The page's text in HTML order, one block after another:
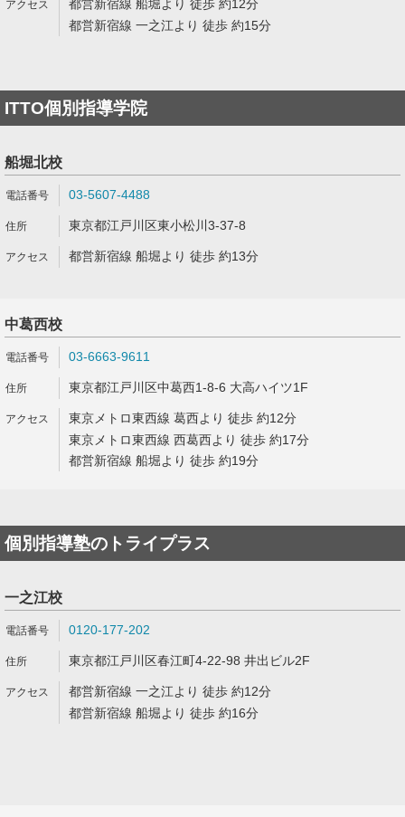
都営新宿線 船堀より 徒歩 約12分
都営新宿線 一之江より 徒歩 約15分
ITTO個別指導学院
船堀北校
03-5607-4488
東京都江戸川区東小松川3-37-8
都営新宿線 船堀より 徒歩 約13分
中葛西校
03-6663-9611
東京都江戸川区中葛西1-8-6 大高ハイツ1F
東京メトロ東西線 葛西より 徒歩 約12分
東京メトロ東西線 西葛西より 徒歩 約17分
都営新宿線 船堀より 徒歩 約19分
個別指導塾のトライプラス
一之江校
0120-177-202
東京都江戸川区春江町4-22-98 井出ビル2F
都営新宿線 一之江より 徒歩 約12分
都営新宿線 船堀より 徒歩 約16分